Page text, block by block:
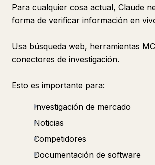
Para cualquier cosa actual, Claude
forma de verificar información en
Usa búsqueda web, herramientas
conectores de investigación.
Esto es importante para:
Investigación de mercado
Noticias
Competidores
Documentación de software